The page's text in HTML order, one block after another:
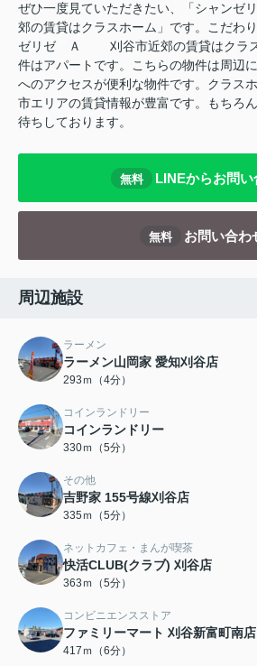
ぜひ一度見ていただきたい、「シャ
郊の賃貸はクラスホーム」です。こだわ
ゼリゼ Ａ 刈谷市近郊の賃貸はクラス
件はアパートです。こちらの物件は周辺
へのアクセスが便利な物件です。クラス
市エリアの賃貸情報が豊富です。もちろ
待ちしております。
無料 LINEからお問い
無料 お問い合わ
周辺施設
ラーメン
ラーメン山岡家 愛知刈谷店
293ｍ（4分）
コインランドリー
コインランドリー
330ｍ（5分）
その他
吉野家 155号線刈谷店
335ｍ（5分）
ネットカフェ・まんが喫茶
快活CLUB(クラブ) 刈谷店
363ｍ（5分）
コンビニエンスストア
ファミリーマート 刈谷新富町南店
417ｍ（6分）